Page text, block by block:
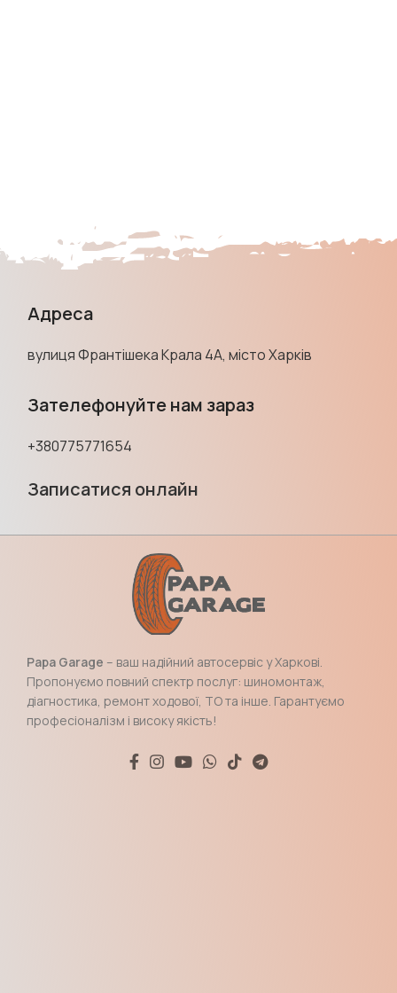
Адреса
вулиця Франтішека Крала 4А, місто Харків
Зателефонуйте нам зараз
+380775771654
Записатися онлайн
Papa Garage – ваш надійний автосервіс у Харкові.
Пропонуємо повний спектр послуг: шиномонтаж,
діагностика, ремонт ходової, ТО та інше. Гарантуємо
професіоналізм і високу якість!